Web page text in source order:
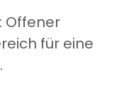
: Offener
für eine